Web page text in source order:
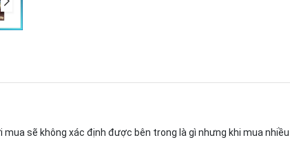
mua sẽ không xác định được bên trong là gì nhưng khi mua